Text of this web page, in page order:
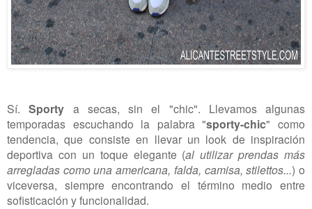
Sí.Sporty a secas, sin el "chic". Llevamos algunas
temporadas escuchando la palabra "sporty-chic" como
tendencia, que consiste en llevar un look de inspiración
deportiva con un toque elegante (al utilizar prendas más
arregladas como una americana, falda, camisa, stilettos...) o
viceversa, siempre encontrando el término medio entre
sofisticación y funcionalidad.